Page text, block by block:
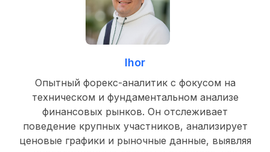
Ihor
Опытный форекс-аналитик с фокусом на
техническом и фундаментальном анализе
финансовых рынков. Он отслеживает
поведение крупных участников, анализирует
ценовые графики и рыночные данные, выявляя